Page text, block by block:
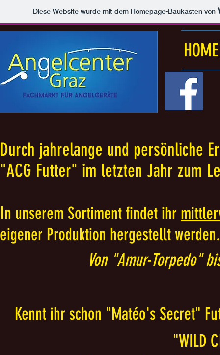
Diese Website wurde mit dem Homepage-Baukasten von
HOME
Durch jahrelange und persönliche
"ACG Futter" im letzten Jahr zum
In unserem Sortiment findet ihr
eigener Produktion hergestellt werden.
Von "Amur-Torpedo"
Kennt ihr schon "Matéo's Secret"
"WILD